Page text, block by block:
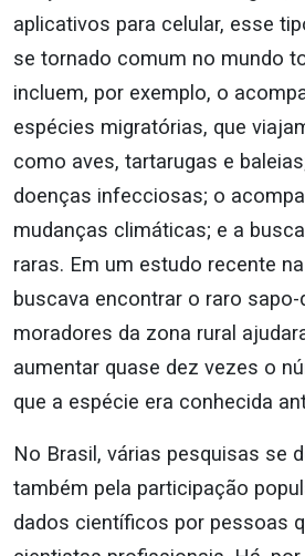
aplicativos para celular, esse
se tornado comum no mundo
incluem, por exemplo, o
espécies migratórias, que
como aves, tartarugas e
doenças infecciosas; o
mudanças climáticas; e a
raras. Em um estudo recente
buscava encontrar o raro
moradores da zona rural
aumentar quase dez vezes o
que a espécie era conhecida
No Brasil, várias pesquisas se
também pela participação
dados científicos por pessoas